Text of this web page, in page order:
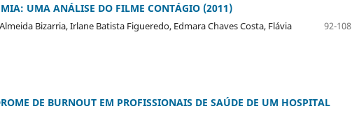
UMA ANÁLISE DO FILME CONTÁGIO (2011)
Bizarria, Irlane Batista Figueredo, Edmara Chaves Costa, Flávia
92-108
DE BURNOUT EM PROFISSIONAIS DE SAÚDE DE UM HOSPITAL